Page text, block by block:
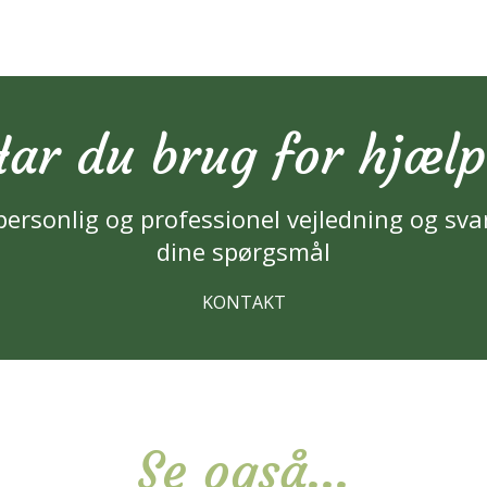
du brug for
og professionel vejledning og
dine spørgsmål
KONTAKT
Se også...